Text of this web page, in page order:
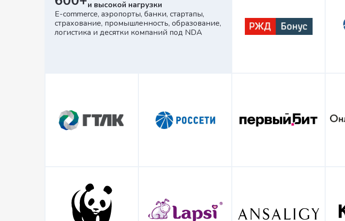
Телефон
Отправить
и высокой нагрузки
E-commerce, аэропорты, банки, стартапы,
страхование, промышленность, образование,
логистика и десятки компаний под NDA